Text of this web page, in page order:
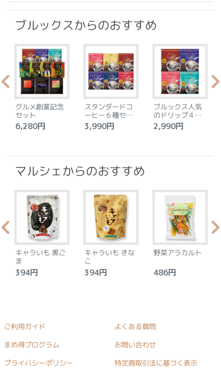
ブルックスからのおすすめ
グルメ創業記念
セット
6,280円
スタンダードコ
ーヒー６種セッ
ト
3,990円
ブルックス人気
のドリップ４種
セット
2,990円
マルシェからのおすすめ
キャラいも 黒ご
ま
394円
キャラいも きな
こ
394円
野菜アラカルト
486円
ご利用ガイド よくある質問
まめ得プログラム お問い合わせ
プライバシーポリシー 特定商取引法に基づく表示